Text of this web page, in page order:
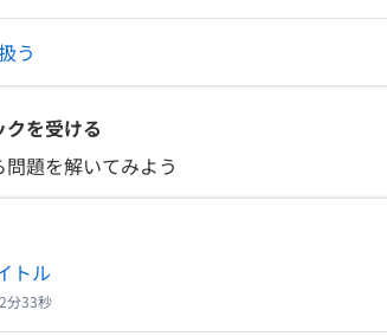
う
を受ける
題を解いてみよう
トル
2分33秒